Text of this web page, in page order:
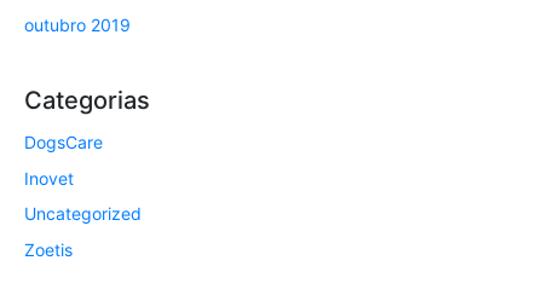
outubro 2019
Categorias
DogsCare
Inovet
Uncategorized
Zoetis